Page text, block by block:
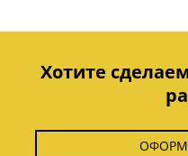
Хотите